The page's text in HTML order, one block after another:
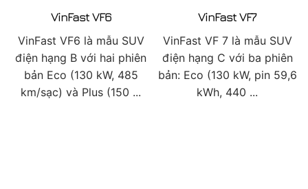
VinFast VF6
VinFast VF6 là mẫu SUV
điện hạng B với hai phiên
bản Eco (130 kW, 485
km/sạc) và Plus (150 ...
VinFast VF7
VinFast VF 7 là mẫu SUV
điện hạng C với ba phiên
bản: Eco (130 kW, pin 59,6
kWh, 440 ...